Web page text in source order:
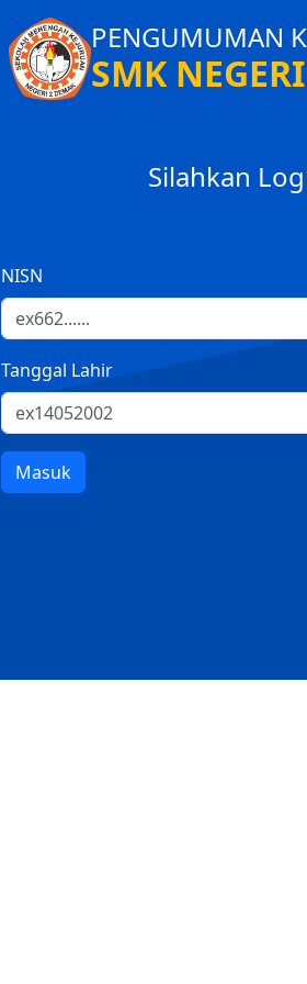
PENGUMUMAN
SMK
Silahkan
NISN
Tanggal Lahir
Masuk